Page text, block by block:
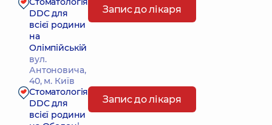
DDC для
всієї родини
на
Олімпійській
вул.
Антоновича,
40, м. Київ
Запис до лікаря
Стоматологія
DDC для
всієї родини
Запис до лікаря